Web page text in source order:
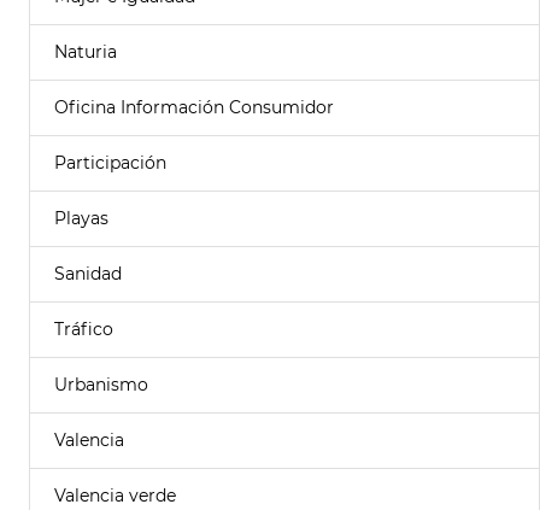
Naturia
Oficina Información Consumidor
Participación
Playas
Sanidad
Tráfico
Urbanismo
Valencia
Valencia verde